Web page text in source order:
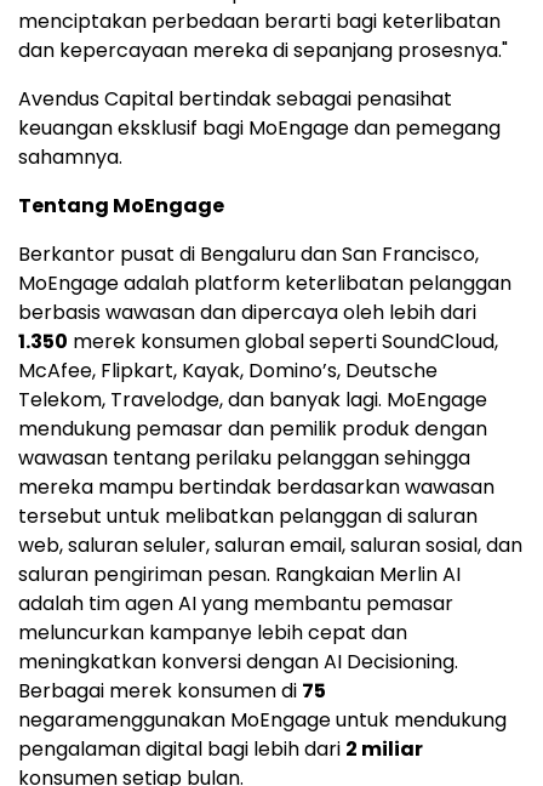
menciptakan perbedaan berarti bagi keterlibatan
dan kepercayaan mereka di sepanjang prosesnya."
Avendus Capital bertindak sebagai penasihat
keuangan eksklusif bagi MoEngage dan pemegang
sahamnya.
Tentang MoEngage
Berkantor pusat di Bengaluru danSan Francisco,
MoEngage adalah platform keterlibatan pelanggan
berbasis wawasan dan dipercaya oleh lebih dari
1.350 merek konsumen global seperti SoundCloud,
McAfee, Flipkart, Kayak, Domino’s, Deutsche
Telekom, Travelodge, dan banyak lagi. MoEngage
mendukung pemasar dan pemilik produk dengan
wawasan tentang perilaku pelanggan sehingga
mereka mampu bertindak berdasarkan wawasan
tersebut untuk melibatkan pelanggan di saluran
web, saluran seluler, saluran email, saluran sosial, dan
saluran pengiriman pesan. Rangkaian Merlin AI
adalah tim agen AI yang membantu pemasar
meluncurkan kampanye lebih cepat dan
meningkatkan konversi dengan AI Decisioning.
Berbagai merek konsumen di 75
negaramenggunakan MoEngage untuk mendukung
pengalaman digital bagi lebih dari 2 miliar
konsumen setiap bulan.